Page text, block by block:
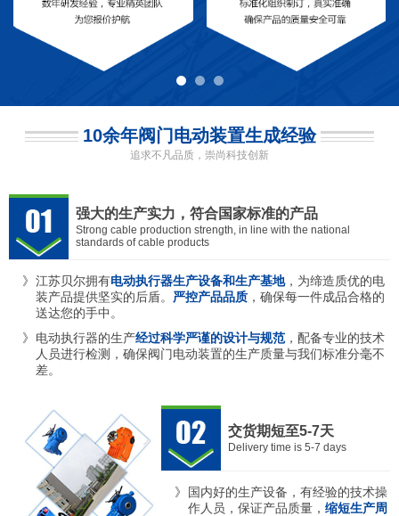
10余年阀门电动装置生成经验
追求不凡品质，崇尚科技创新
强大的生产实力，符合国家标准的产品
Strong cable production strength, in line with the national
standards of cable products
江苏贝尔拥有电动执行器生产设备和生产基地，为缔造质优的电
装产品提供坚实的后盾。 严控产品品质 ，确保每一件成品合格的
送达您的手中。
电动执行器的生产经过科学严谨的设计与规范 ，配备专业的技术
人员进行检测，确保阀门电动装置的生产质量与我们标准分毫不
差。
交货期短至5-7天
Delivery time is 5-7 days
国内好的生产设备，有经验的技术操
作人员，保证产品质量，缩短生产周